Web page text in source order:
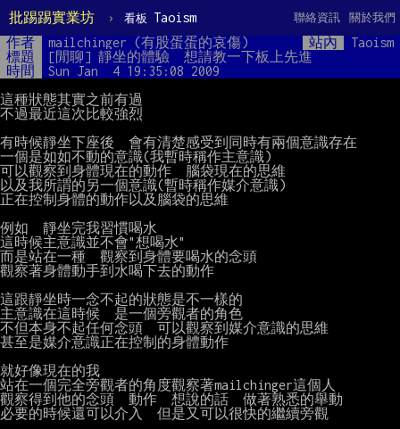
批踢踢實業坊 › 看板 Taoism 關於我們
聯絡資訊
作者 mailchinger (有股蛋蛋的哀傷) 站內
Taoism
標題
[閒聊] 靜坐的體驗  想請教一下板上先進
時間
Sun Jan  4 19:35:08 2009
這種狀態其實之前有過
不過最近這次比較強烈
有時候靜坐下座後  會有清楚感受到同時有兩個意識存在
一個是如如不動的意識(我暫時稱作主意識)
可以觀察到身體現在的動作  腦袋現在的思維
以及我所謂的另一個意識(暫時稱作媒介意識)
正在控制身體的動作以及腦袋的思維
例如  靜坐完我習慣喝水
這時候主意識並不會"想喝水"
而是站在一種  觀察到身體要喝水的念頭
觀察著身體動手到水喝下去的動作
這跟靜坐時一念不起的狀態是不一樣的
主意識在這時候  是一個旁觀者的角色
不但本身不起任何念頭  可以觀察到媒介意識的思維
甚至是媒介意識正在控制的身體動作
就好像現在的我
站在一個完全旁觀者的角度觀察著mailchinger這個人
觀察得到他的念頭  動作  想說的話  做著熟悉的舉動
必要的時候還可以介入  但是又可以很快的繼續旁觀